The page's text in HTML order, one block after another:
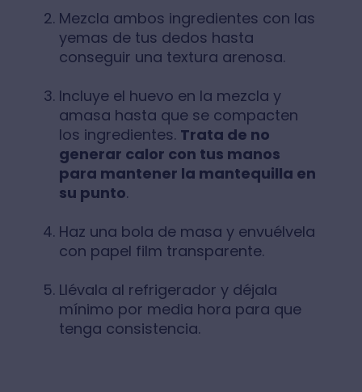
Mezcla ambos ingredientes con las
yemas de tus dedos hasta
conseguir una textura arenosa.
Incluye el huevo en la mezcla y
amasa hasta que se compacten
los ingredientes. Trata de no
generar calor con tus manos
para mantener la mantequilla en
su punto.
Haz una bola de masa y envuélvela
con papel film transparente.
Llévala al refrigerador y déjala
mínimo por media hora para que
tenga consistencia.